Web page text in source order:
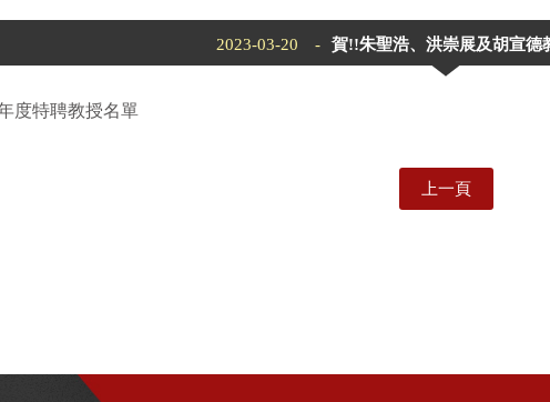
2023-03-20 - 賀!!朱聖浩、洪崇展及胡宣德
度特聘教授名單
上一頁